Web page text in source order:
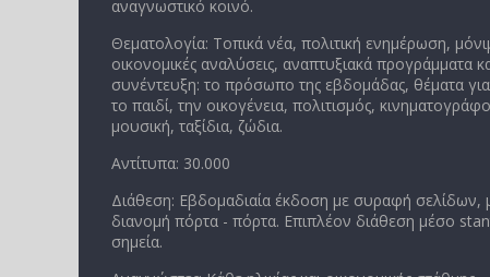
αναγνωστικό κοινό.
Θεματολογία: Τοπικά νέα, πολιτική ενημέρωση,
οικονομικές αναλύσεις, αναπτυξιακά προγράμματα
συνέντευξη: το πρόσωπο της εβδομάδας, θέματα
το παιδί, την οικογένεια, πολιτισμός,
μουσική, ταξίδια, ζώδια.
Αντίτυπα: 30.000
Διάθεση: Εβδομαδιαία έκδοση με συραφή σελίδων,
διανομή πόρτα - πόρτα. Επιπλέον διάθεση μέσο
σημεία.